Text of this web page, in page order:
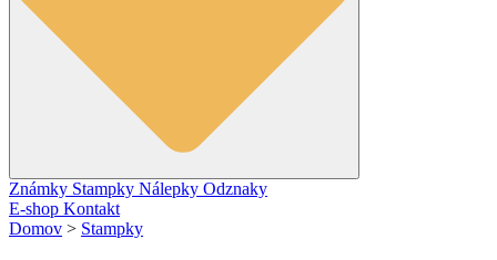
Známky Stampky Nálepky Odznaky
E-shop Kontakt
Domov > Stampky